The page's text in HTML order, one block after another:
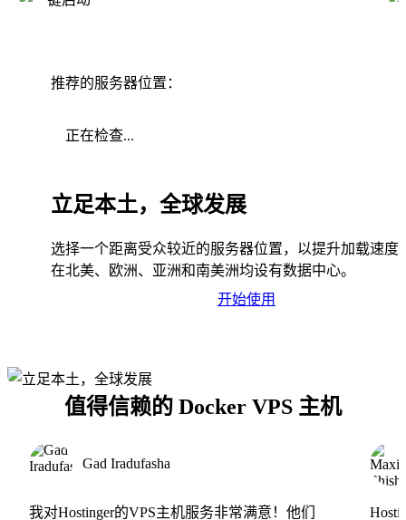
推荐的服务器位置：
正在检查...
立足本土，全球发展
选择一个距离受众较近的服务器位置，以提升加载速度
在北美、欧洲、亚洲和南美洲均设有数据中心。
开始使用
值得信赖的 Docker VPS 主机
Gad Iradufasha
我对Hostinger的VPS主机服务非常满意！他们